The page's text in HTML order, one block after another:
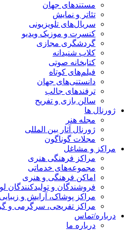
مستندهای جهان
تئاتر و نمایش
سریال‌های تلویزیونی
کنسرت و موزیک ویدیو
گردشگری مجازی
کلاب شنیدانه
کتابخانه صوتی
فیلم‌های کوتاه
دانستنی‌های جهان
ترفندهای جالب
سالن بازی و تفریح
ژورنال ها
مجله هنر
ژورنال آثار بین المللی
مجلات گوناگون
مراکز و مشاغل
مراکز فرهنگی هنری
مجموعه‌های خدماتی
اماکن فرهنگی و هنری
فروشندگان و تولیدکنندگان
مراکز پوشاک، آرایش و زیبایی
مراکز تفریحی، سرگرمی و
درباره/تماس
درباره ما